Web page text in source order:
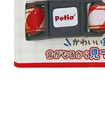
ACCOUNT MENU
ようこそ ゲスト 様
meeting_room ログイン